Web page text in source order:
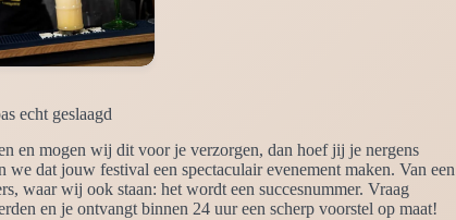
echt geslaagd
en mogen wij dit voor je verzorgen, dan hoef jij je nergens
dat jouw festival een spectaculair evenement maken. Van een
waar wij ook staan: het wordt een succesnummer. Vraag
en je ontvangt binnen 24 uur een scherp voorstel op maat!